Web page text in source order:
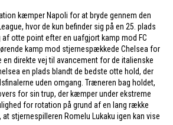
kæmper Napoli for at bryde gennem den
hvor de kun befinder sig på en 25. plads
otte point efter en uafgjort kamp mod FC
kamp mod stjernespækkede Chelsea for
direkte vej til avancement for de italienske
en plads blandt de bedste otte hold, der
uden omgang. Træneren bag holdet,
for sin trup, der kæmper under ekstreme
for rotation på grund af en lang række
stjernespilleren Romelu Lukaku igen kan vise